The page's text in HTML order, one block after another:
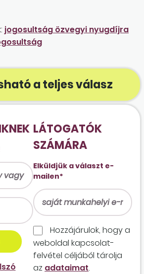
jogosultság özvegyi nyugdíjra
a teljes válasz
LÁTOGATÓK
SZÁMÁRA
Elküldjük a választ e-
mailen*
Hozzájárulok, hogy a
weboldal kapcso­lat­
felvétel céljából tárolja
az adataimat.